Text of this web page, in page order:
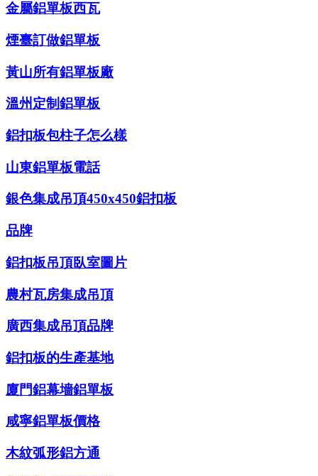
金屬鋁單板西瓦
煙臺訂做鋁單板
黃山所有鋁單板廠
溫州定制鋁單板
鋁扣板包柱子怎么樣
山東鋁單板電話
銀色集成吊頂450x450鋁扣板
品牌
鋁扣板吊頂臥室圖片
農村瓦房集成吊頂
廣西集成吊頂品牌
鋁扣板的生產基地
廈門鋁幕墻鋁單板
咸寧鋁單板價格
木紋弧形鋁方通